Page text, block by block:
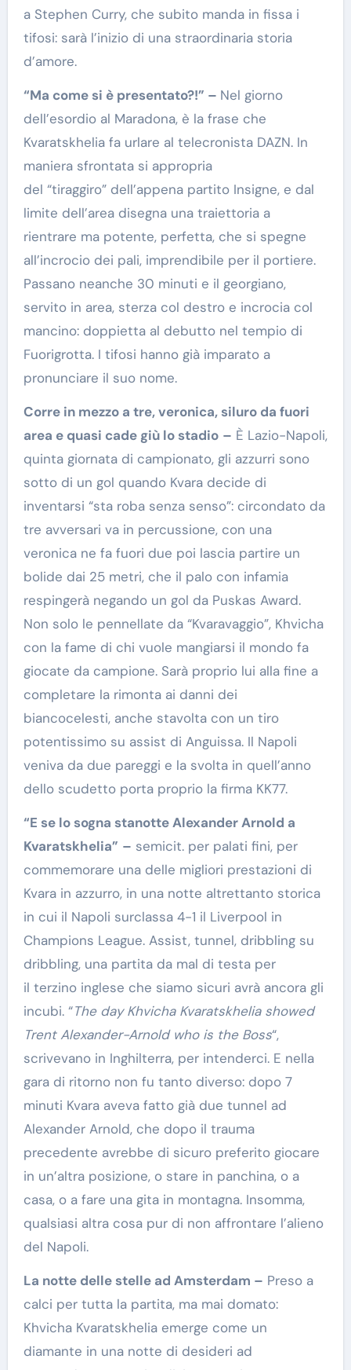
a Stephen Curry, che subito manda in fissa i
tifosi: sarà l’inizio di una straordinaria storia
d’amore.
“Ma come si è presentato?!” – Nel giorno
dell’esordio al Maradona, è la frase che
Kvaratskhelia fa urlare al telecronista DAZN. In
maniera sfrontata si appropria
del “tiraggiro” dell’appena partito Insigne, e dal
limite dell’area disegna una traiettoria a
rientrare ma potente, perfetta, che si spegne
all’incrocio dei pali, imprendibile per il portiere.
Passano neanche 30 minuti e il georgiano,
servito in area, sterza col destro e incrocia col
mancino: doppietta al debutto nel tempio di
Fuorigrotta. I tifosi hanno già imparato a
pronunciare il suo nome.
Corre in mezzo a tre, veronica, siluro da fuori
area e quasi cade giù lo stadio – È Lazio-Napoli,
quinta giornata di campionato, gli azzurri sono
sotto di un gol quando Kvara decide di
inventarsi “sta roba senza senso”: circondato da
tre avversari va in percussione, con una
veronica ne fa fuori due poi lascia partire un
bolide dai 25 metri, che il palo con infamia
respingerà negando un gol da Puskas Award.
Non solo le pennellate da “Kvaravaggio”, Khvicha
con la fame di chi vuole mangiarsi il mondo fa
giocate da campione. Sarà proprio lui alla fine a
completare la rimonta ai danni dei
biancocelesti, anche stavolta con un tiro
potentissimo su assist di Anguissa. Il Napoli
veniva da due pareggi e la svolta in quell’anno
dello scudetto porta proprio la firma KK77.
“E se lo sogna stanotte Alexander Arnold a
Kvaratskhelia” – semicit. per palati fini, per
commemorare una delle migliori prestazioni di
Kvara in azzurro, in una notte altrettanto storica
in cui il Napoli surclassa 4-1 il Liverpool in
Champions League. Assist, tunnel, dribbling su
dribbling, una partita da mal di testa per
il terzino inglese che siamo sicuri avrà ancora gli
incubi. “The day Khvicha Kvaratskhelia showed
Trent Alexander-Arnold who is the Boss“,
scrivevano in Inghilterra, per intenderci. E nella
gara di ritorno non fu tanto diverso: dopo 7
minuti Kvara aveva fatto già due tunnel ad
Alexander Arnold, che dopo il trauma
precedente avrebbe di sicuro preferito giocare
in un’altra posizione, o stare in panchina, o a
casa, o a fare una gita in montagna. Insomma,
qualsiasi altra cosa pur di non affrontare l’alieno
del Napoli.
La notte delle stelle ad Amsterdam – Preso a
calci per tutta la partita, ma mai domato:
Khvicha Kvaratskhelia emerge come un
diamante in una notte di desideri ad